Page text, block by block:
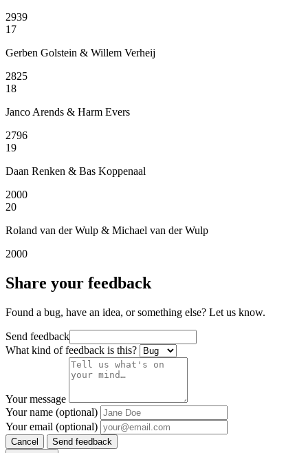
2939
17
Gerben Golstein & Willem Verheij
2825
18
Janco Arends & Harm Evers
2796
19
Daan Renken & Bas Koppenaal
2000
20
Roland van der Wulp & Michael van der Wulp
2000
Share your feedback
Found a bug, have an idea, or something else? Let us know.
Send feedback
What kind of feedback is this?
Your message
Your name (optional)
Your email (optional)
Cancel Send feedback